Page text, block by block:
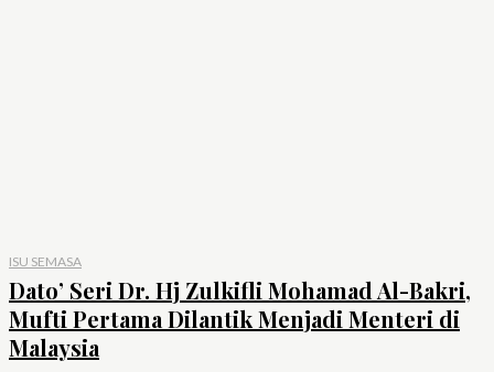
ISU SEMASA
Dato’ Seri Dr. Hj Zulkifli Mohamad Al-Bakri,
Mufti Pertama Dilantik Menjadi Menteri di
Malaysia